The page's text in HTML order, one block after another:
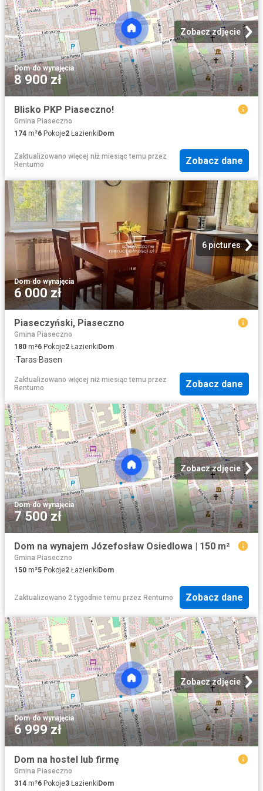
Zobacz zdjęcie
Dom·do wynajęcia
8 900 zł
Blisko PKP Piaseczno!
Gmina Piaseczno
174 m²6 Pokoje2 ŁazienkiDom
Zaktualizowano więcej niż miesiąc temu przez
Rentumo
Zobacz dane
6 pictures
Dom·do wynajęcia
6 000 zł
Piaseczyński, Piaseczno
Gmina Piaseczno
180 m²6 Pokoje2 Łazienki Dom
·Taras·Basen
Zaktualizowano więcej niż miesiąc temu przez
Rentumo
Zobacz dane
Zobacz zdjęcie
Dom·do wynajęcia
7 500 zł
Dom na wynajem Józefosław Osiedlowa | 150 m²
Gmina Piaseczno
150 m²5 Pokoje2 ŁazienkiDom
Zaktualizowano 2 tygodnie temu przez Rentumo Zobacz dane
Zobacz zdjęcie
Dom·do wynajęcia
6 999 zł
Dom na hostel lub firmę
Gmina Piaseczno
314 m²6 Pokoje3 Łazienki Dom